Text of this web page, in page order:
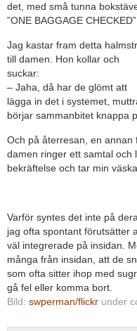
det, med små tunna
”ONE BAGGAGE CHECKED”.
Jag kastar fram detta
till damen. Hon kollar och
suckar:
– Jaha, då har de glömt att
lägga in det i systemet,
börjar sammanbitet knappa
Och på återresan, en annan
damen ringer ett samtal och
bekräftelse och tar min väska.
Varför syntes det inte på
jag ofta spontant förutsätter
väl integrerade på insidan.
många från insidan, att de
som ofta sitter ihop med
gå fel eller komma bort.
Bild: swperman/flickr under